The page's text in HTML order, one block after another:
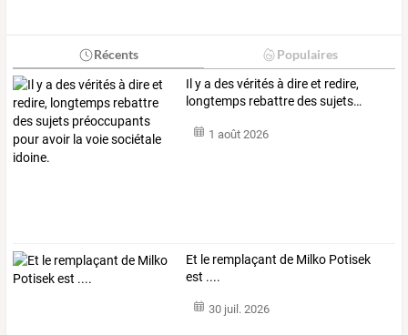
Récents Populaires
Il ya desvéritésà direet redire,
longtemps rebattredessujets…
1 août 2026
Et le remplaçant de Milko Potisek
est ....
30 juil. 2026